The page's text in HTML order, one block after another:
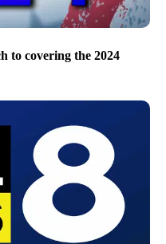
to covering the 2024